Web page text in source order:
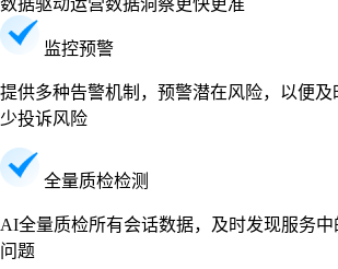
监控预警
提供多种告警机制，预警潜在风险，以便
少投诉风险
全量质检检测
AI全量质检所有会话数据，及时发现服务
问题